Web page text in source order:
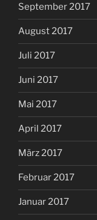
September 2017
August 2017
Juli 2017
Juni 2017
Mai 2017
April 2017
März 2017
Februar 2017
Januar 2017